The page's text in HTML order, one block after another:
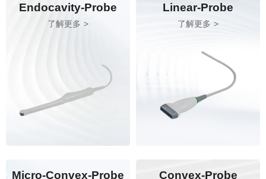
Endocavity-Probe
了解更多
Linear-Probe
了解更多
Micro-Convex-Probe Convex-Probe